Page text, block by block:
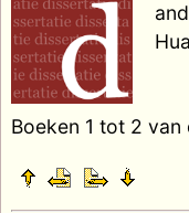
Boeken 1 tot 2 van